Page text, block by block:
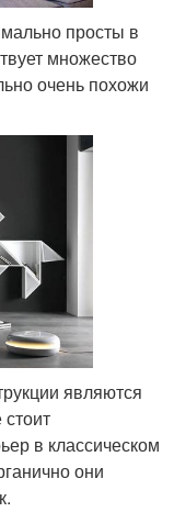
просты в
множество
очень похожи
являются
в классическом
они